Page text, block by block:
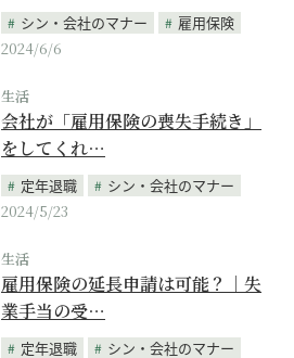
シン・会社のマナー
雇用保険
2024/6/6
生活
会社が「雇用保険の喪失手続き」
をしてくれ…
定年退職
シン・会社のマナー
2024/5/23
生活
雇用保険の延長申請は可能？｜失
業手当の受…
定年退職
シン・会社のマナー